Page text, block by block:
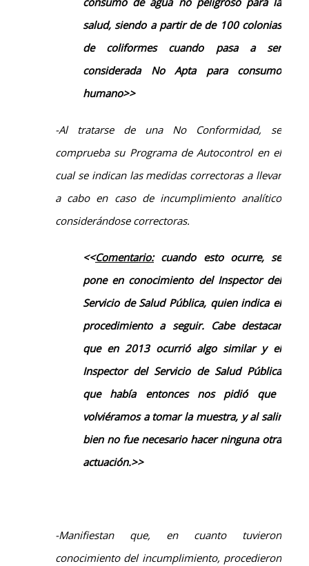
salud, siendoa partir de de 100 colonias
de coliformes cuandopasa a ser
considerada No Apta para consumo
humano>>
-Al tratarse de una No Conformidad, se
comprueba su Programa de Autocontrol en el
cual se indican las medidas correctoras a llevar
a cabo en caso de incumplimiento analítico
considerándose correctoras.
<<Comentario:cuando esto ocurre, se
pone en conocimiento del Inspector del
Servicio de Salud Pública, quien indica el
procedimiento a seguir. Cabe destacar
que en 2013 ocurrió algo similar y el
Inspector del Servicio de Salud Pública
que había entonces nos pidió que
volviéramos a tomar la muestra, y al salir
bien no fue necesario hacer ninguna otra
actuación.>>
-Manifiestan que, en cuanto tuvieron
conocimiento del incumplimiento, procedieron